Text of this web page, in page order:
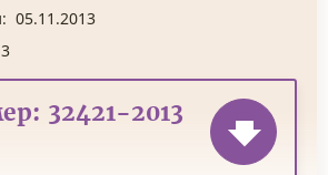
05.11.2013
32421-2013